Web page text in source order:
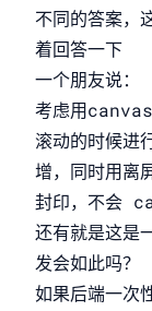
不同的答案，
着回答一下
一个朋友说：
考虑用canvas
滚动的时候进
增，同时用离
封印，不会
还有就是这是
发会如此吗？
如果后端一次